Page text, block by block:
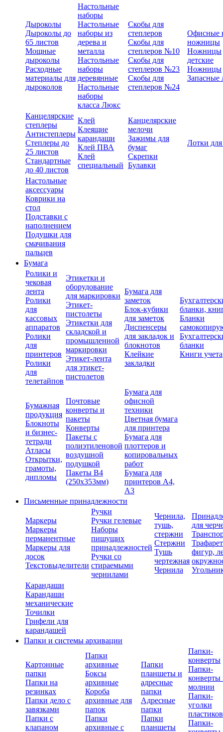
Дыроколы
Дыроколы до
65 листов
Мощные
дыроколы
Расходные
материалы для
дыроколов
Настольные
наборы
Настольные
наборы из
дерева и
металла
Настольные
наборы
деревянные
Настольные
наборы
класса Люкс
Скобы для
степлеров
Скобы для
степлеров №10
Скобы для
степлеров №23
Скобы для
степлеров №24
Офисные
ножницы
Ножницы
детские
Ножницы
Запасные
Канцелярские
степлеры
Антистеплеры
Степлеры до
25 листов
Стандартные
до 40 листов
Клей
Клеящие
карандаши
Клей ПВА
Клей
специальный
Канцелярские
мелочи
Зажимы для
бумаг
Скрепки
Булавки
Лотки
Настольные
аксессуары
Коврики на
стол
Подставки с
наполнением
Подушки для
смачивания
пальцев
Бумага
Ролики и
чековая
лента
Ролики
для
кассовых
аппаратов
Ролики
для
принтеров
Ролики
для
телетайпов
Этикетки и
оборудование
для маркировки
Этикет-
пистолеты
Этикетки для
складской и
промышленной
маркировки
Этикет-лента
для этикет-
пистолетов
Бумага для
заметок
Блок-кубики
для заметок
Диспенсеры
для закладок и
блокнотов
Клейкие
закладки
бланки,
Бланки
бланки
Книги учета
Бумажная
продукция
Блокноты
и бизнес-
тетради
Атласы
Открытки,
грамоты,
дипломы
Почтовые
конверты и
пакеты
Конверты
Пакеты с
полиэтиленовой
воздушной
подушкой
Пакеты В4
(250х353мм)
Бумага для
офисной
техники
Цветная бумага
для принтера
Бумага для
плоттеров и
копировальных
работ
Бумага для
принтеров А4,
А3
Письменные принадлежности
Маркеры
Маркеры
перманентные
Маркеры для
досок
Текстовыделители
Ручки
Ручки гелевые
Наборы
пишущих
принадлежностей
Ручки со
стираемыми
чернилами
Чернила,
тушь,
стержни
Стержни
Тушь
чертежная
Чернила
для
фигур,
Карандаши
Карандаши
механические
Точилки
Грифели для
карандашей
Папки и системы архивации
Картонные
папки
Папки на
резинках
Папки дело с
завязками
Папки с
клапаном
Папки
архивные
Боксы
архивные
Короба
архивные для
папок
Папки
архивные с
Папки
планшеты и
адресные
папки
Адресные
папки
Папки
планшеты
Папки-
конверты
Папки-
конверты
молнии
Папки-
уголки
Папки-